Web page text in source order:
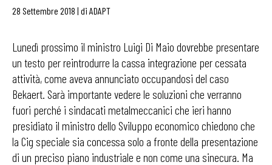
28 Settembre 2018 | di ADAPT
Lunedì prossimo il ministro Luigi Di Maio dovrebbe presentare
un testo per reintrodurre la cassa integrazione per cessata
attività, come aveva annunciato occupandosi del caso
Bekaert. Sarà importante vedere le soluzioni che verranno
fuori perché i sindacati metalmeccanici che ieri hanno
presidiato il ministro dello Sviluppo economico chiedono che
la Cig speciale sia concessa solo a fronte della presentazione
di un preciso piano industriale e non come una sinecura. Ma